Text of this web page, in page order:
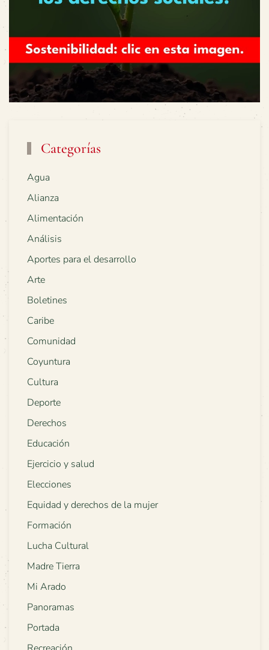
Categorías
Agua
Alianza
Alimentación
Análisis
Aportes para el desarrollo
Arte
Boletines
Caribe
Comunidad
Coyuntura
Cultura
Deporte
Derechos
Educación
Ejercicio y salud
Elecciones
Equidad y derechos de la mujer
Formación
Lucha Cultural
Madre Tierra
Mi Arado
Panoramas
Portada